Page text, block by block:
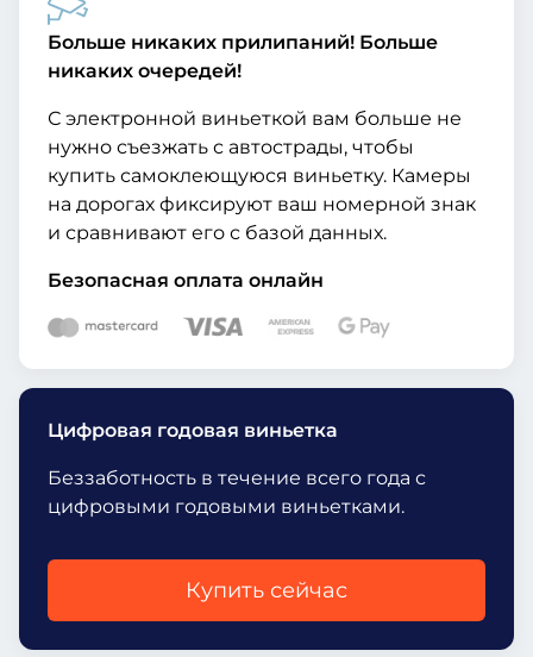
Больше никаких прилипаний! Больше
никаких очередей!
С электронной виньеткой вам больше не
нужно съезжать с автострады, чтобы
купить самоклеющуюся виньетку. Камеры
на дорогах фиксируют ваш номерной знак
и сравнивают его с базой данных.
Безопасная оплата онлайн
Цифровая годовая виньетка
Беззаботность в течение всего года с
цифровыми годовыми виньетками.
Купить сейчас